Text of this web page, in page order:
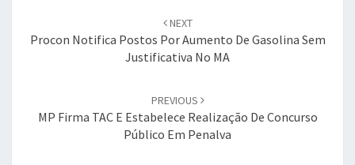
NEXT
Procon Notifica Postos Por Aumento De Gasolina Sem
Justificativa No MA
PREVIOUS
MP Firma TAC E Estabelece Realização De Concurso
Público Em Penalva